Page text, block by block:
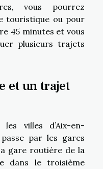
vous pourrez
touristique ou pour
45 minutes et vous
plusieurs trajets
et un trajet
villes d’Aix-en-
par les gares
gare routière de la
dans le troisième